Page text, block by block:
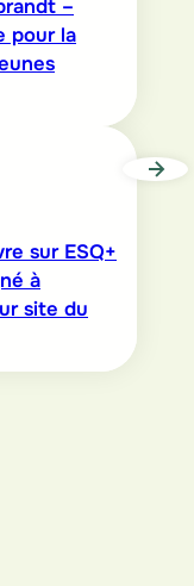
–
pour la
sur ESQ+
à
site du